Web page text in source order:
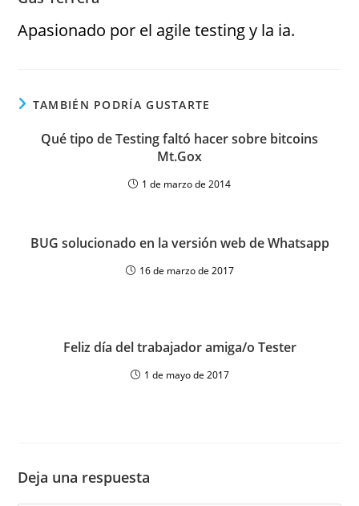
Apasionado por el agile testing y la ia.
TAMBIÉN PODRÍA GUSTARTE
Qué tipo de Testing faltó hacer sobre bitcoins
Mt.Gox
1 de marzo de 2014
BUG solucionado en la versión web de Whatsapp
16 de marzo de 2017
Feliz día del trabajador amiga/o Tester
1 de mayo de 2017
Deja una respuesta